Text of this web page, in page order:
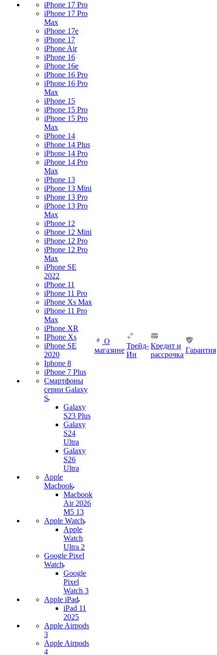
iPhone 17 Pro
iPhone 17 Pro
Max
iPhone 17e
iPhone 17
iPhone Air
iPhone 16
iPhone 16e
iPhone 16 Pro
iPhone 16 Pro
Max
iPhone 15
iPhone 15 Pro
iPhone 15 Pro
Max
iPhone 14
iPhone 14 Plus
iPhone 14 Pro
iPhone 14 Pro
Max
iPhone 13
iPhone 13 Mini
iPhone 13 Pro
iPhone 13 Pro
Max
iPhone 12
iPhone 12 Mini
iPhone 12 Pro
iPhone 12 Pro
Max
iPhone SE
2022
iPhone 11
iPhone 11 Pro
iPhone Xs Max
iPhone 11 Pro
Max
iPhone XR
IPhone Xs
iPhone SE
2020
Iphone 8
iPhone 7 Plus
Смартфоны
серии Galaxy
S
Galaxy
S23 Plus
Galaxy
S24
Ultra
Galaxy
S26
Ultra
Apple
Macbook
Macbook
Air 2026
M5 13
Apple Watch
Apple
Watch
Ultra 2
Google Pixel
Watch
Google
Pixel
Watch 3
Apple iPad
iPad 11
2025
Apple Airpods
3
Apple Airpods
4
О
магазине
Трейд-
Ин
Кредит и
рассрочка
Гарантия